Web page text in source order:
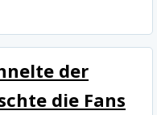
der
die Fans